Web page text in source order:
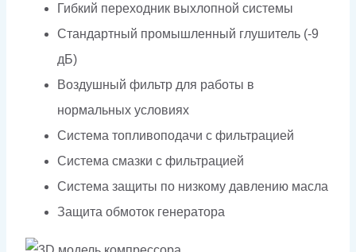
Гибкий переходник выхлопной системы
Стандартный промышленный глушитель (-9
дБ)
Воздушный фильтр для работы в
нормальных условиях
Система топливоподачи с фильтрацией
Система смазки с фильтрацией
Система защиты по низкому давлению масла
Защита обмоток генератора